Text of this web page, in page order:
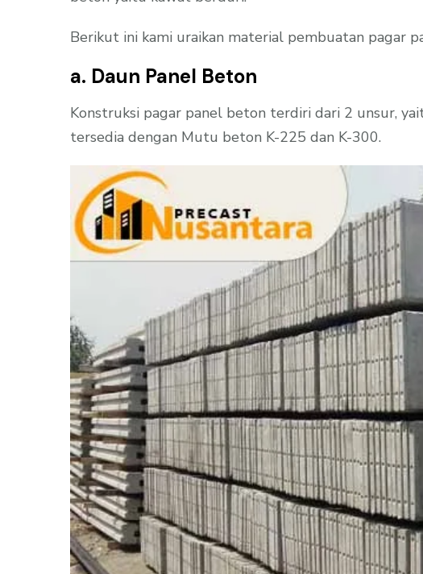
Berikut ini kami uraikan material pembuatan pagar
a. Daun Panel Beton
Konstruksi pagar panel beton terdiri dari 2 unsur,
tersedia dengan Mutu beton K-225 dan K-300.